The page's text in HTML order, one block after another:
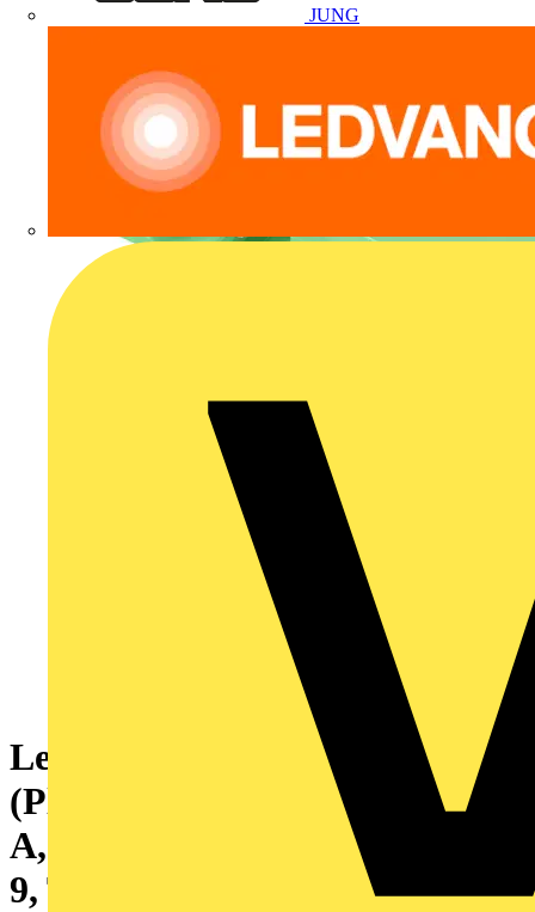
JUNG
Leiterplattensteckverbinder
(Platinenanschluss), 320 V, 15
A, Raster in mm: 5.08, Polzahl:
9, THT-Lötanschluss, Box